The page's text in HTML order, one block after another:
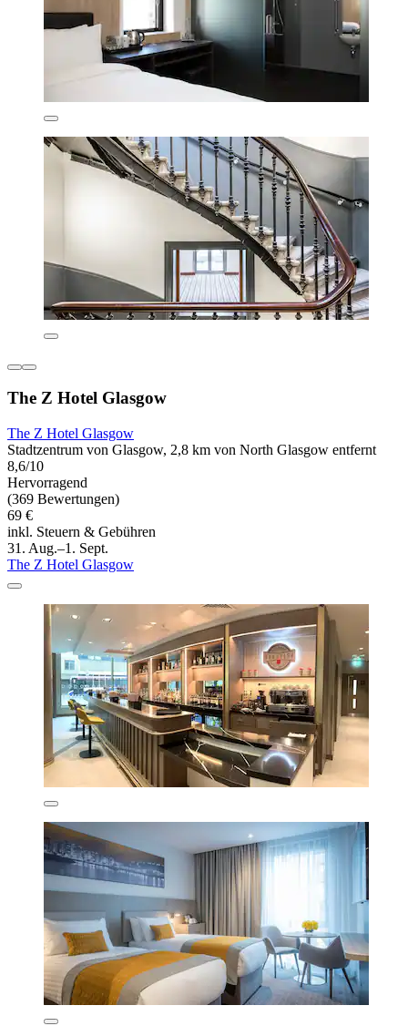
The Z Hotel Glasgow
The Z Hotel Glasgow
Stadtzentrum von Glasgow, 2,8 km von North Glasgow entfernt
8,6/10
Hervorragend
(369 Bewertungen)
69 €
inkl. Steuern & Gebühren
31. Aug.–1. Sept.
The Z Hotel Glasgow